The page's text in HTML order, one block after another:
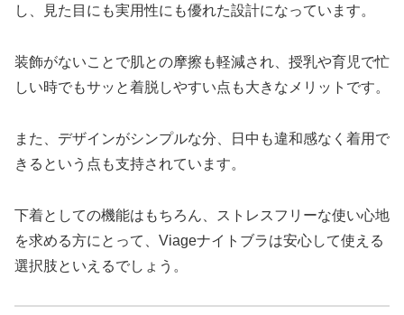
し、見た目にも実用性にも優れた設計になっています。
装飾がないことで肌との摩擦も軽減され、授乳や育児で忙
しい時でもサッと着脱しやすい点も大きなメリットです。
また、デザインがシンプルな分、日中も違和感なく着用で
きるという点も支持されています。
下着としての機能はもちろん、ストレスフリーな使い心地
を求める方にとって、Viageナイトブラは安心して使える
選択肢といえるでしょう。